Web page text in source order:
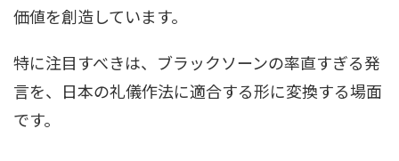
価値を創造しています。
特に注目すべきは、ブラックソーンの率直すぎる発
言を、日本の礼儀作法に適合する形に変換する場面
です。